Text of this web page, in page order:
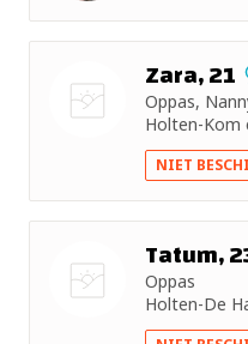
Zara, 21
Oppas,
Holten-Kom
NIET
Tatum,
Oppas
Holten-De